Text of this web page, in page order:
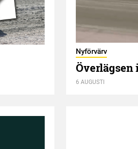
Nyförvärv
Överlägsen
6 AUGUSTI